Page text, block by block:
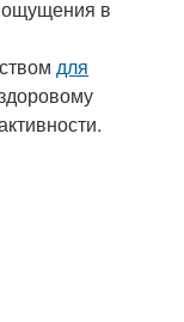
ощущения в
для